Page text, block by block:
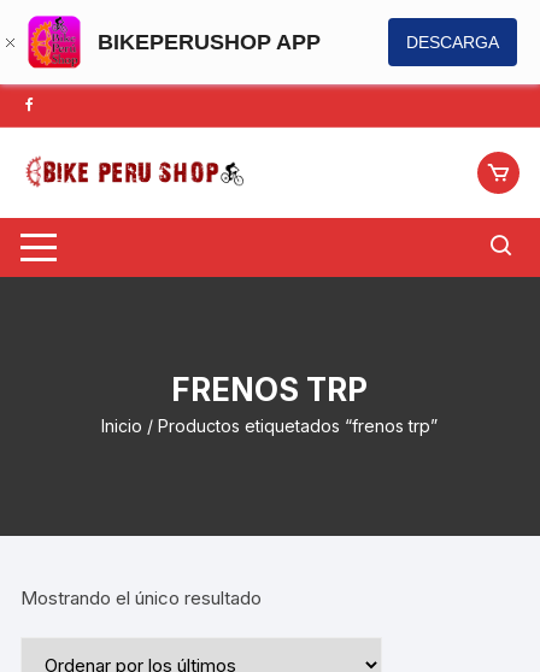
BIKEPERUSHOP APP DESCARGA
Saltar
al
contenido
FRENOS TRP
Inicio / Productos etiquetados “frenos trp”
Mostrando el único resultado